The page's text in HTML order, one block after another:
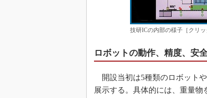
技研ICの内部の様子［クリッ
ロボットの動作、精度、安
開設当初は5種類のロボット
展示する。具体的には、重量物